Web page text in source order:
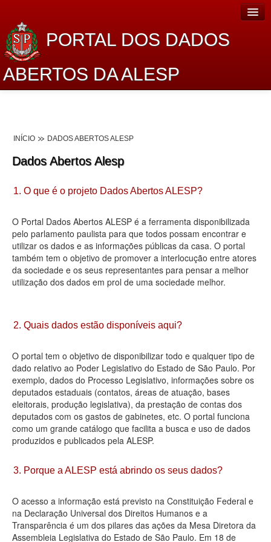
PORTAL DOS DADOS
ABERTOS DA ALESP
Lei de Acesso à Informação
Dados Governamentais Abertos
Planejamento
Catálogo de dados
Processo Legislativo
Deputados Estaduais
Agenda
Perguntas frequentes
Contato
INÍCIO DADOS ABERTOS ALESP
Dados Abertos Alesp
1. O que é o projeto Dados Abertos ALESP?
O Portal Dados Abertos ALESP é a ferramenta disponibilizada
pelo parlamento paulista para que todos possam encontrar e
utilizar os dados e as informações públicas da casa. O portal
também tem o objetivo de promover a interlocução entre atores
da sociedade e os seus representantes para pensar a melhor
utilização dos dados em prol de uma sociedade melhor.
2. Quais dados estão disponíveis aqui?
O portal tem o objetivo de disponibilizar todo e qualquer tipo de
dado relativo ao Poder Legislativo do Estado de São Paulo. Por
exemplo, dados do Processo Legislativo, informações sobre os
deputados estaduais (contatos, áreas de atuação, bases
eleitorais, produção legislativa), da prestação de contas dos
deputados com os gastos de gabinetes, etc. O portal funciona
como um grande catálogo que facilita a busca e uso de dados
produzidos e publicados pela ALESP.
3. Porque a ALESP está abrindo os seus dados?
O acesso a informação está previsto na Constituição Federal e
na Declaração Universal dos Direitos Humanos e a
Transparência é um dos pilares das ações da Mesa Diretora da
Assembleia Legislativa do Estado de São Paulo. Em 18 de